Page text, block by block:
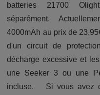
batteries 21700
séparément.
4000mAh au prix de
d'un circuit de
décharge excessive et
une Seeker 3 ou une
incluse. Si vous avez